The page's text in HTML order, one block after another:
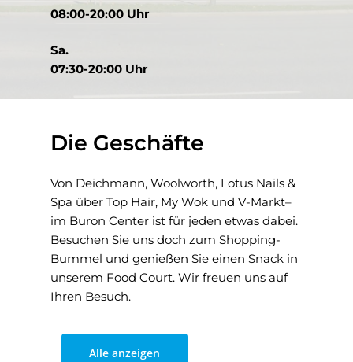
08:00-20:00 Uhr
Sa.
07:30-20:00 Uhr
Die Geschäfte
Von Deichmann, Woolworth, Lotus Nails &
Spa über Top Hair, My Wok und V-Markt–
im Buron Center ist für jeden etwas dabei.
Besuchen Sie uns doch zum Shopping-
Bummel und genießen Sie einen Snack in
unserem Food Court. Wir freuen uns auf
Ihren Besuch.
Alle anzeigen